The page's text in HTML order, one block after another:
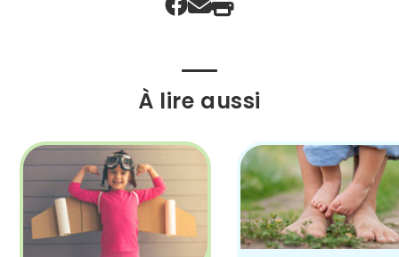
À lire aussi